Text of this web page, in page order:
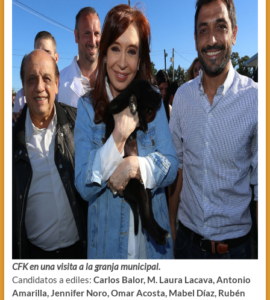
CFK en una visita a la granja municipal.
Candidatos a ediles: Carlos Balor, M. Laura Lacava, Antonio
Amarilla, Jennifer Noro, Omar Acosta, Mabel Díaz, Rubén